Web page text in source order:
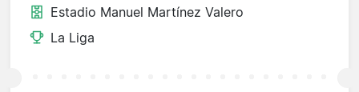
Estadio Manuel Martínez Valero
La Liga